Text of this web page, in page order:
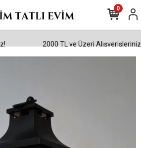
2000 TL ve Üzeri
0